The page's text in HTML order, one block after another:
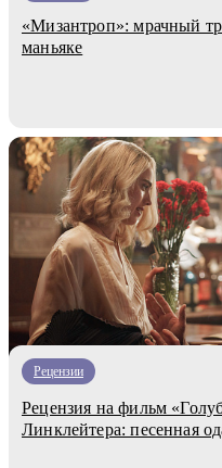
«Мизантроп»: мрачный
маньяке
Рецензии
Рецензия на фильм
Линклейтера: песенная